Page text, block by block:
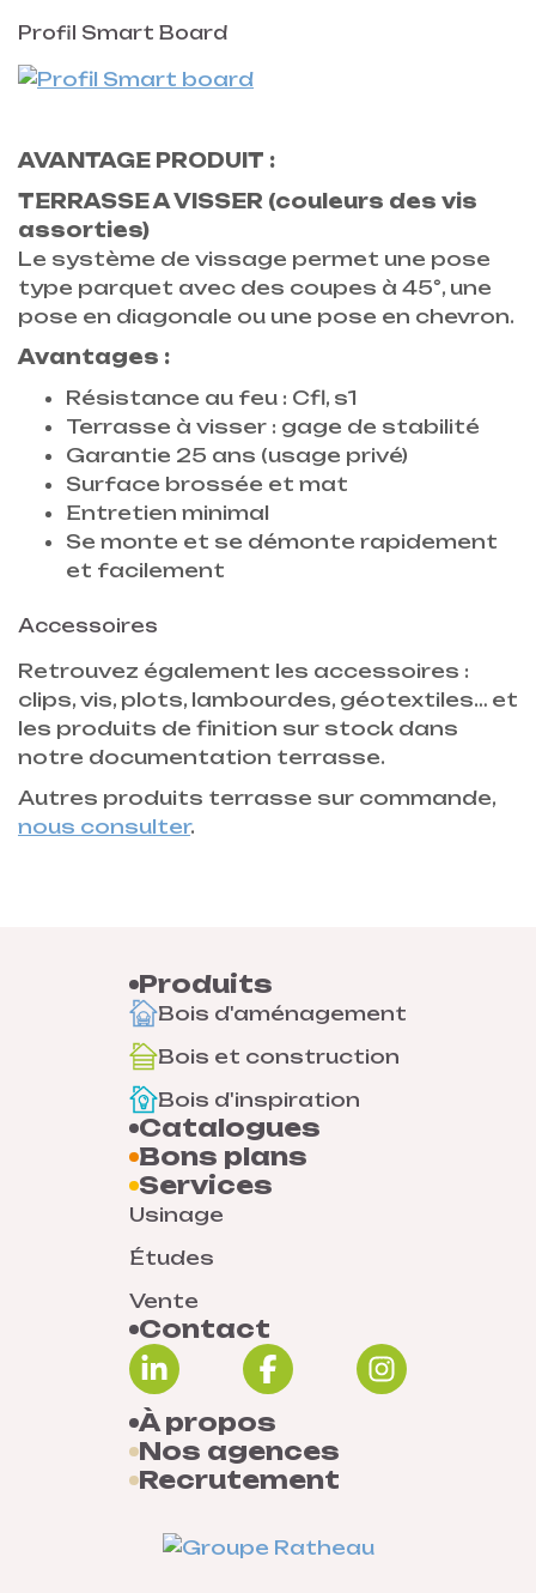
Profil Smart Board
AVANTAGE PRODUIT :
TERRASSE A VISSER (couleurs des vis
assorties)
Le système de vissage permet une pose
type parquet avec des coupes à 45°, une
pose en diagonale ou une pose en chevron.
Avantages :
Résistance au feu : Cfl, s1
Terrasse à visser : gage de stabilité
Garantie 25 ans (usage privé)
Surface brossée et mat
Entretien minimal
Se monte et se démonte rapidement
et facilement
Accessoires
Retrouvez également les accessoires :
clips, vis, plots, lambourdes, géotextiles… et
les produits de finition sur stock dans
notre documentation terrasse.
Autres produits terrasse sur commande,
nous consulter.
Produits
Bois d'aménagement
Bois et construction
Bois d'inspiration
Catalogues
Bons plans
Services
Usinage
Études
Vente
Contact
À propos
Nos agences
Recrutement